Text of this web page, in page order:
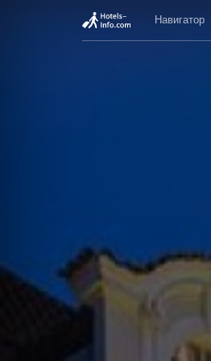
Навигатор